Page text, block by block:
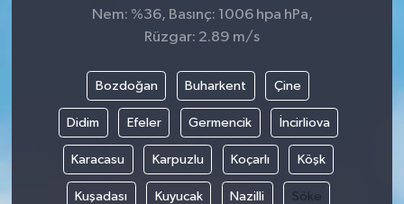
Nem: %36, Basınç: 1006 hpa hPa,
Rüzgar: 2.89 m/s
Bozdoğan Buharkent Çine
Didim Efeler Germencik İncirliova
Karacasu Karpuzlu Koçarlı Köşk
Kuşadası Kuyucak Nazilli Söke